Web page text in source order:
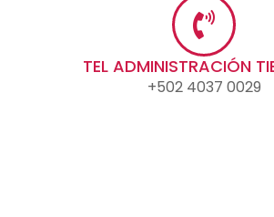
TEL ADMINISTRACIÓN
+502 4037 0029